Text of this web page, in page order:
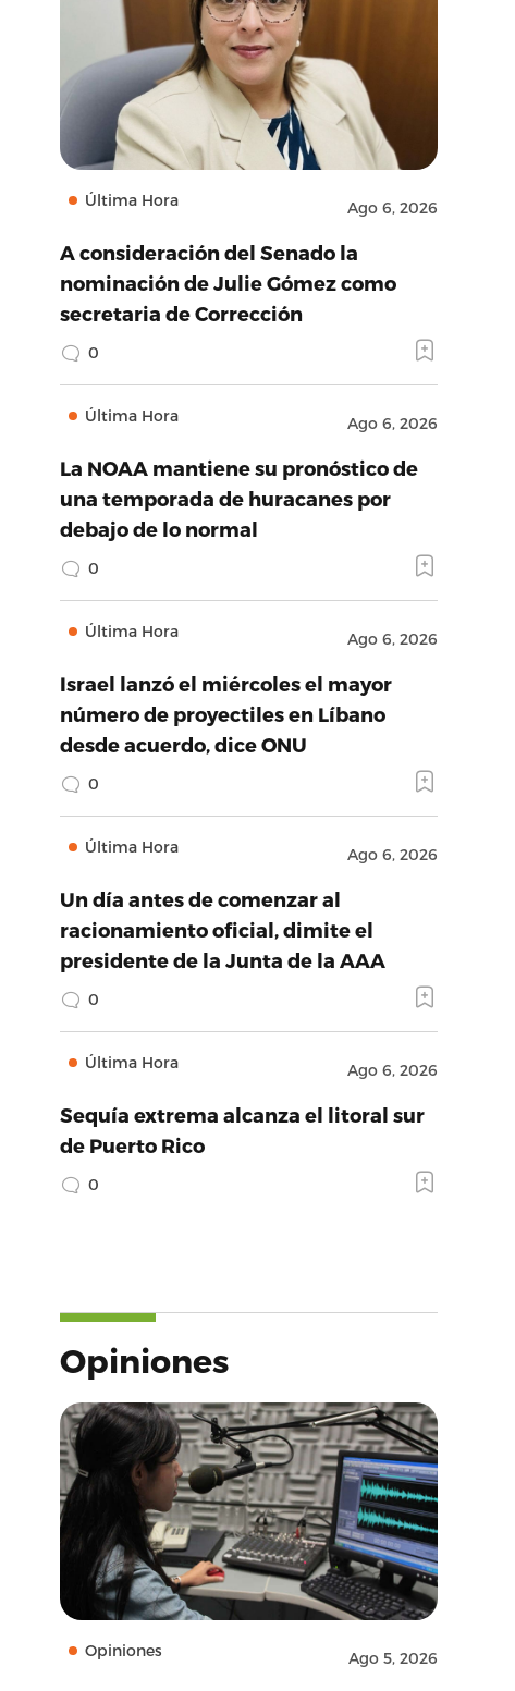
Última Hora Ago 6, 2026
A consideración del Senado la
nominación de Julie Gómez como
secretaria de Corrección
0
Última Hora Ago 6, 2026
La NOAA mantiene su pronóstico de
una temporada de huracanes por
debajo de lo normal
0
Última Hora Ago 6, 2026
Israel lanzó el miércoles el mayor
número de proyectiles en Líbano
desde acuerdo, dice ONU
0
Última Hora Ago 6, 2026
Un día antes de comenzar al
racionamiento oficial, dimite el
presidente de la Junta de la AAA
0
Última Hora Ago 6, 2026
Sequía extrema alcanza el litoral sur
de Puerto Rico
0
Opiniones
Opiniones Ago 5, 2026